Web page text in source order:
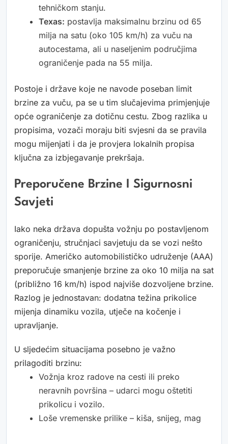
tehničkom stanju.
Texas: postavlja maksimalnu brzinu od 65
milja na satu (oko 105 km/h) za vuču na
autocestama, ali u naseljenim područjima
ograničenje pada na 55 milja.
Postoje i države koje ne navode poseban limit
brzine za vuču, pa se u tim slučajevima primjenjuje
opće ograničenje za dotičnu cestu. Zbog razlika u
propisima, vozači moraju biti svjesni da se pravila
mogu mijenjati i da je provjera lokalnih propisa
ključna za izbjegavanje prekršaja.
Preporučene Brzine I Sigurnosni
Savjeti
Iako neka država dopušta vožnju po postavljenom
ograničenju, stručnjaci savjetuju da se vozi nešto
sporije. Američko automobilističko udruženje (AAA)
preporučuje smanjenje brzine za oko 10 milja na sat
(približno 16 km/h) ispod najviše dozvoljene brzine.
Razlog je jednostavan: dodatna težina prikolice
mijenja dinamiku vozila, utječe na kočenje i
upravljanje.
U sljedećim situacijama posebno je važno
prilagoditi brzinu:
Vožnja kroz radove na cesti ili preko
neravnih površina – udarci mogu oštetiti
prikolicu i vozilo.
Loše vremenske prilike – kiša, snijeg, mag